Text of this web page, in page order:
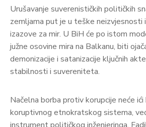
Urušavanje suverenističkih političkih
zemljama put je u teške neizvjesnosti
izazove za mir. U BiH će po istom
južne osovine mira na Balkanu, biti
demonizacije i satanizacije ključnih
stabilnosti i suvereniteta.
Načelna borba protiv korupcije neće ići
koruptivnog etnokratskog sistema,